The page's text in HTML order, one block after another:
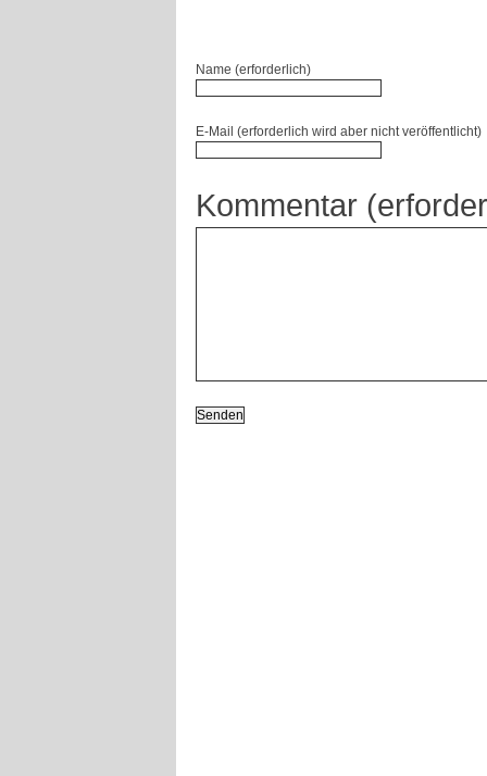
Name (erforderlich)
E-Mail (erforderlich wird aber nicht veröffentlicht)
Kommentar